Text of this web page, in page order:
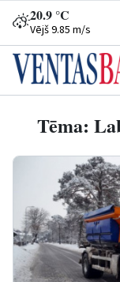
20.9 °C
Vējš 9.85 m/s
Tēma: